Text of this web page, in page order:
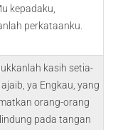
kepadaku,
perkataanku.
kasih setia-
ya Engkau, yang
orang-orang
pada tangan